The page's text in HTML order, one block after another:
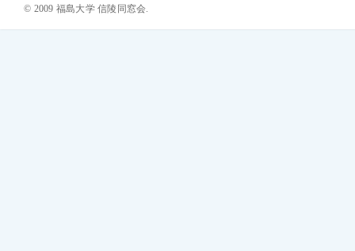
© 2009 福島大学 信陵同窓会.